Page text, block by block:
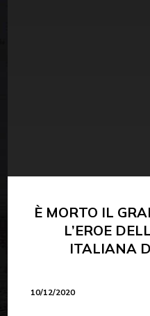
È MORTO IL
L’EROE
ITALIANA
10/12/2020